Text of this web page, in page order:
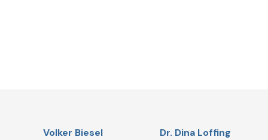
Volker Biesel Dr. Dina Loffing